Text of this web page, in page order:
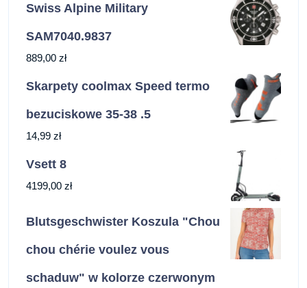
Swiss Alpine Military
SAM7040.9837
889,00 zł
Skarpety coolmax Speed termo
bezuciskowe 35-38 .5
14,99 zł
Vsett 8
4199,00 zł
Blutsgeschwister Koszula "Chou
chou chérie voulez vous
schaduw" w kolorze czerwonym